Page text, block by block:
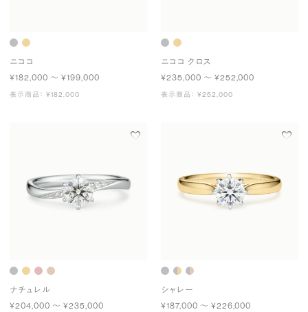
ニココ
¥182,000 〜 ¥199,000
表示商品： ¥182,000
ニココ クロス
¥235,000 〜 ¥252,000
表示商品： ¥252,000
ナチュレル
¥204,000 〜 ¥235,000
シャレー
¥187,000 〜 ¥226,000